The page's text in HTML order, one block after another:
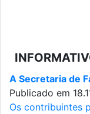
A Secretaria de
Publicado em
Os contribuintes